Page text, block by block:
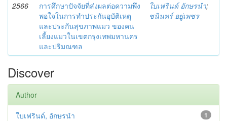
2566
การศึกษาปัจจัยที่ส่งผลต่อความพึง
พอใจในการทำประกันอุบัติเหตุ
และประกันสุขภาพแมว ของคน
เลี้ยงแมวในเขตกรุงเทพมหานคร
และปริมณฑล
ใบเฟรินด์ อักษรนำ;
ชนินทร์ อยู่เพชร
Discover
Author
1
ใบเฟรินด์, อักษรนำ